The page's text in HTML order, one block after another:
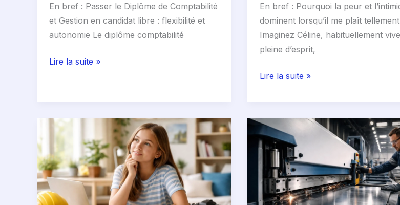
En bref : Passer le Diplôme de Comptabilité
et Gestion en candidat libre : flexibilité et
autonomie Le diplôme comptabilité
Lire la suite »
En bref : Pourquoi la peur et
dominent lorsqu’il me plaît tellement
Imaginez Céline, habituellement
pleine d’esprit,
Lire la suite »
Idée
stage
3ème
fille
:
IdÃ©es
Cisaillage
:
une
technique
essentielle